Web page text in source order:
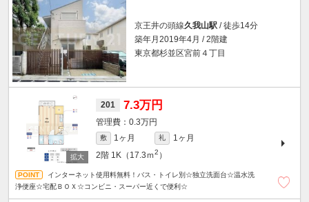
京王井の頭線久我山駅 / 徒歩14分
築年月2019年4月 / 2階建
東京都杉並区宮前４丁目
201 7.3万円
0.3万円
敷 1ヶ月 礼
1ヶ月
2階 1K（17.3ｍ2 ）
インターネット使用料無料！バス・トイレ別☆独立洗面台☆温水洗
浄便座☆宅配ＢＯＸ☆コンビニ・スーパー近くで便利☆